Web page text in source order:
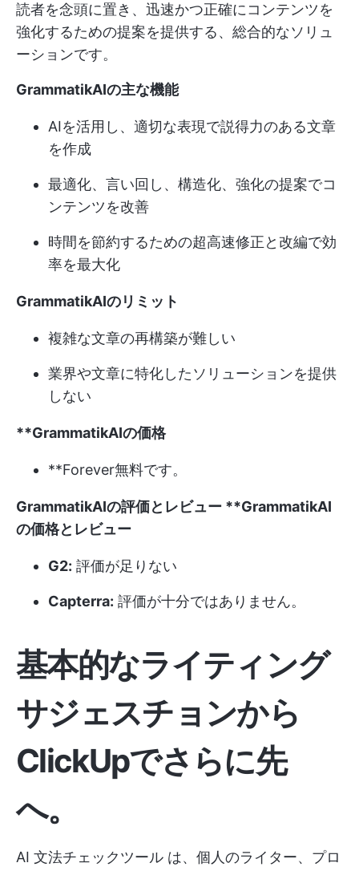
読者を念頭に置き、迅速かつ正確にコンテンツを
強化するための提案を提供する、総合的なソリュ
ーションです。
GrammatikAIの主な機能
AIを活用し、適切な表現で説得力のある文章
を作成
最適化、言い回し、構造化、強化の提案でコ
ンテンツを改善
時間を節約するための超高速修正と改編で効
率を最大化
GrammatikAIのリミット
複雑な文章の再構築が難しい
業界や文章に特化したソリューションを提供
しない
**GrammatikAIの価格
**Forever無料です。
GrammatikAIの評価とレビュー **GrammatikAI
の価格とレビュー
G2: 評価が足りない
Capterra: 評価が十分ではありません。
基本的なライティング
サジェスチョンから
ClickUpでさらに先
へ。
AI 文法チェックツール は、個人のライター、プロ